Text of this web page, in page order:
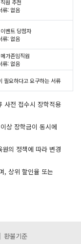
원 추천
류: 없음
벤트 당첨자
류: 없음
가존임직원
류: 없음
필요하다고 요구하는 서류
사전 접수시 장학적용
상 장학금이 동시에
의 정책에 따라 변경
, 상위 할인율 또는
환불기준